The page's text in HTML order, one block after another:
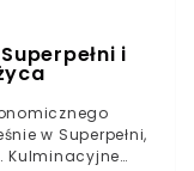
i
w Superpełni,
Kulminacyjne